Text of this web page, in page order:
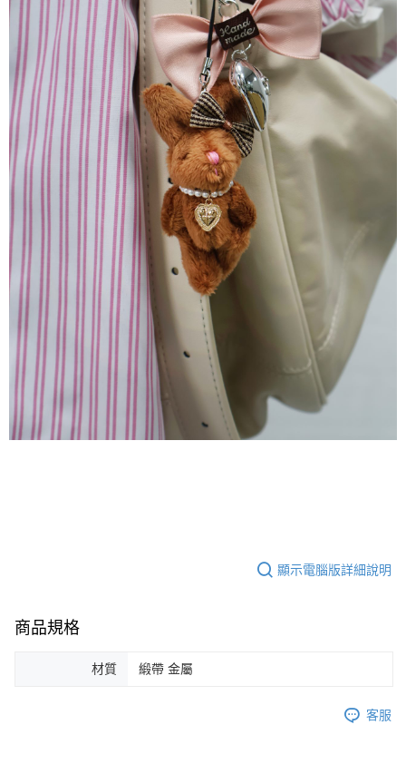
顯示電腦版詳細說明
商品規格
材質 緞帶 金屬
客服